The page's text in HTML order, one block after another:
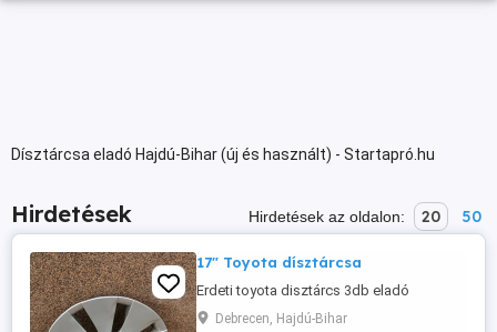
Dísztárcsa eladó Hajdú-Bihar (új és használt) - Startapró.hu
Hirdetések Hirdetések az oldalon: 20 50
17" Toyota dísztárcsa
Erdeti toyota disztárcs 3db eladó
Debrecen, Hajdú-Bihar